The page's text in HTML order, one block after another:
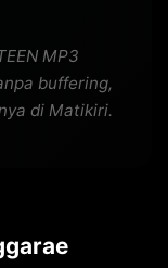
MP3
buffering,
di Matikiri.